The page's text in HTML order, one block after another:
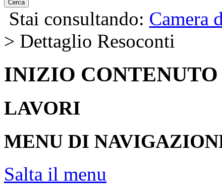
Cerca
Stai consultando: Camera
> Dettaglio Resoconti
INIZIO CONTENUTO
LAVORI
MENU DI
Salta il menu